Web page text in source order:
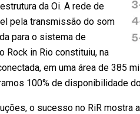
da Oi. A rede de
pela transmissão do som
para o sistema de
Rock in Rio constituiu, na
em uma área de 385
100% de disponibilidade
o sucesso no RiR mostra